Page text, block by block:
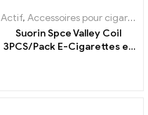
,Évaporateur
Actif, Accessoires pour cigarettes électroniques
Suorin Spce Valley Coil
3PCS/Pack E-Cigarettes en